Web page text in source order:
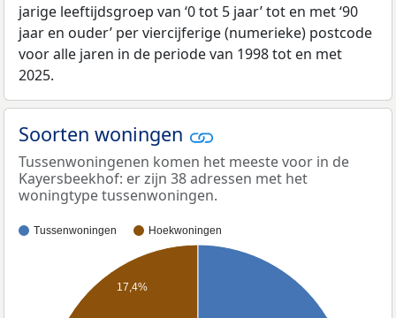
jarige leeftijdsgroep van ‘0 tot 5 jaar’ tot en met ‘90
jaar en ouder’ per viercijferige (numerieke) postcode
voor alle jaren in de periode van 1998 tot en met
2025.
Soorten woningen
Tussenwoningenen komen het meeste voor in de
Kayersbeekhof: er zijn 38 adressen met het
woningtype tussenwoningen.
Tussenwoningen Hoekwoningen
17,4%